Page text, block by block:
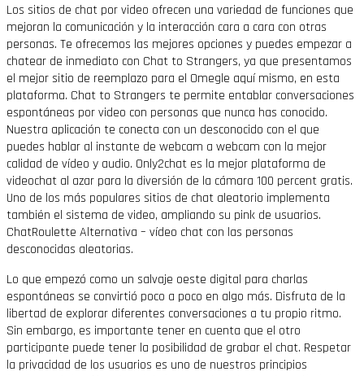
Los sitios de chat por video ofrecen una variedad de funciones que
mejoran la comunicación y la interacción cara a cara con otras
personas. Te ofrecemos las mejores opciones y puedes empezar a
chatear de inmediato con Chat to Strangers, ya que presentamos
el mejor sitio de reemplazo para el Omegle aquí mismo, en esta
plataforma. Chat to Strangers te permite entablar conversaciones
espontáneas por video con personas que nunca has conocido.
Nuestra aplicación te conecta con un desconocido con el que
puedes hablar al instante de webcam a webcam con la mejor
calidad de vídeo y audio. Only2chat es la mejor plataforma de
videochat al azar para la diversión de la cámara 100 percent gratis.
Uno de los más populares sitios de chat aleatorio implementa
también el sistema de video, ampliando su pink de usuarios.
ChatRoulette Alternativa – vídeo chat con las personas
desconocidas aleatorias.
Lo que empezó como un salvaje oeste digital para charlas
espontáneas se convirtió poco a poco en algo más. Disfruta de la
libertad de explorar diferentes conversaciones a tu propio ritmo.
Sin embargo, es importante tener en cuenta que el otro
participante puede tener la posibilidad de grabar el chat. Respetar
la privacidad de los usuarios es uno de nuestros principios